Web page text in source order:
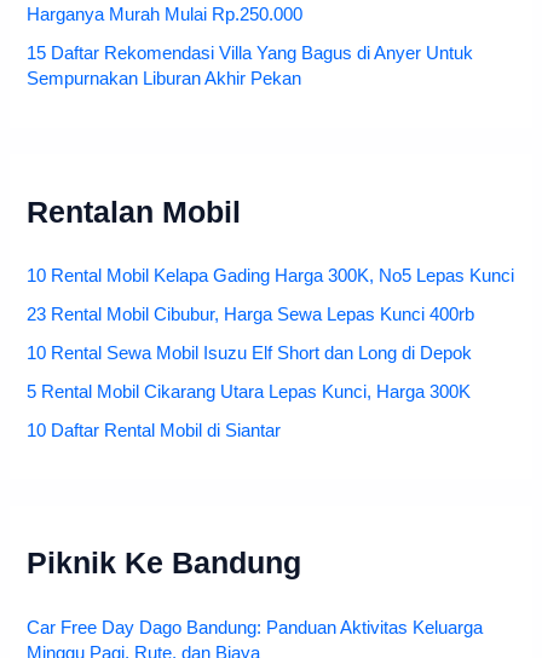
Harganya Murah Mulai Rp.250.000
15 Daftar Rekomendasi Villa Yang Bagus di Anyer Untuk
Sempurnakan Liburan Akhir Pekan
Rentalan Mobil
10 Rental Mobil Kelapa Gading Harga 300K, No5 Lepas Kunci
23 Rental Mobil Cibubur, Harga Sewa Lepas Kunci 400rb
10 Rental Sewa Mobil Isuzu Elf Short dan Long di Depok
5 Rental Mobil Cikarang Utara Lepas Kunci, Harga 300K
10 Daftar Rental Mobil di Siantar
Piknik Ke Bandung
Car Free Day Dago Bandung: Panduan Aktivitas Keluarga
Minggu Pagi, Rute, dan Biaya